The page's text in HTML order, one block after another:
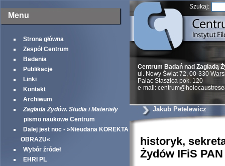
Menu
Strona główna
Zespół Centrum
Badania
Publikacje
Linki
Kontakt
Archiwum
Zagłada Żydów. Studia i Materiały
pismo naukowe Centrum
Dalej jest noc - »Nieudana KOREKTA
OBRAZU«
Wybór źródeł
EHRI PL
Szukaj:
Centrum Badań nad Zagładą
ul. Nowy Świat 72, 00-330
Palac Staszica pok. 120
e-mail:
Jakub Petelewicz
historyk,
Żydów IFiS PAN